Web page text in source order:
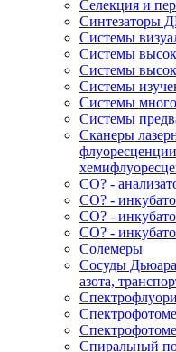
Селекция и
Синтезаторы
Системы
Системы
Системы
Системы
Системы
Системы
Сканеры
СО? -
СО? -
СО? -
СО? -
Солемеры
Сосуды
азота,
Спиральный